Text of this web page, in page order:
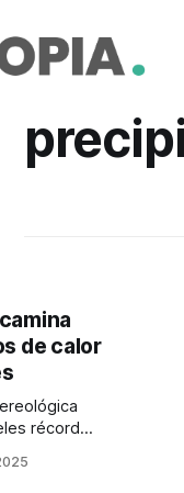
de calor
récord
el planeta.